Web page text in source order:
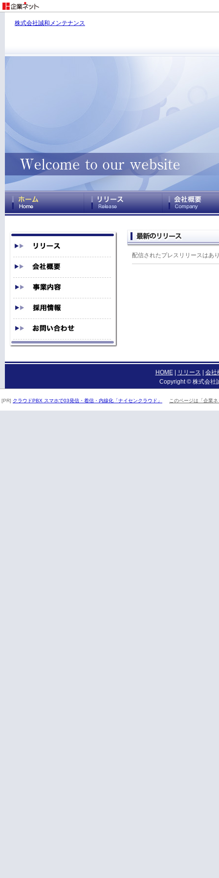
株式会社誠和メンテナンス
配信されたプレスリリースはあ
HOME| リリース
会社
Copyright © 株式会社
[PR] クラウドPBX スマホで03発信・着信・内線化「ナイセンクラウド」 このページは「企業